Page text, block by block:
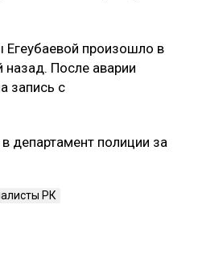
произошло в
После аварии
запись с
департамент полиции за
РК